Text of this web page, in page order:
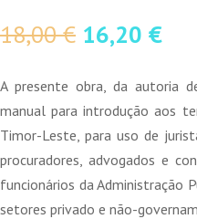
18,00€ O
original
era:
18,00 €.
16,20 €O
é:
A presente obra, da autoria
manual para introdução aos
Timor-Leste, para uso de
procuradores, advogados e
funcionários da Administração
setores privado e não-